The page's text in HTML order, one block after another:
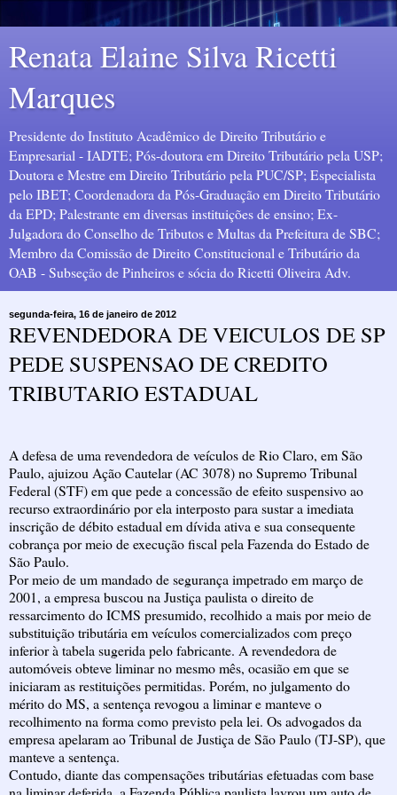
Renata Elaine Silva Ricetti
Marques
Presidente do Instituto Acadêmico de Direito Tributário e
Empresarial - IADTE; Pós-doutora em Direito Tributário pela USP;
Doutora e Mestre em Direito Tributário pela PUC/SP; Especialista
pelo IBET; Coordenadora da Pós-Graduação em Direito Tributário
da EPD; Palestrante em diversas instituições de ensino; Ex-
Julgadora do Conselho de Tributos e Multas da Prefeitura de SBC;
Membro da Comissão de Direito Constitucional e Tributário da
OAB - Subseção de Pinheiros e sócia do Ricetti Oliveira Adv.
segunda-feira, 16 de janeiro de 2012
REVENDEDORA DE VEICULOS DE SP
PEDE SUSPENSAO DE CREDITO
TRIBUTARIO ESTADUAL
A defesa de uma revendedora de veículos de Rio Claro, em São
Paulo, ajuizou Ação Cautelar (AC 3078) no Supremo Tribunal
Federal (STF) em que pede a concessão de efeito suspensivo ao
recurso extraordinário por ela interposto para sustar a imediata
inscrição de débito estadual em dívida ativa e sua consequente
cobrança por meio de execução fiscal pela Fazenda do Estado de
São Paulo.
Por meio de um mandado de segurança impetrado em março de
2001, a empresa buscou na Justiça paulista o direito de
ressarcimento do ICMS presumido, recolhido a mais por meio de
substituição tributária em veículos comercializados com preço
inferior à tabela sugerida pelo fabricante. A revendedora de
automóveis obteve liminar no mesmo mês, ocasião em que se
iniciaram as restituições permitidas. Porém, no julgamento do
mérito do MS, a sentença revogou a liminar e manteve o
recolhimento na forma como previsto pela lei. Os advogados da
empresa apelaram ao Tribunal de Justiça de São Paulo (TJ-SP), que
manteve a sentença.
Contudo, diante das compensações tributárias efetuadas com base